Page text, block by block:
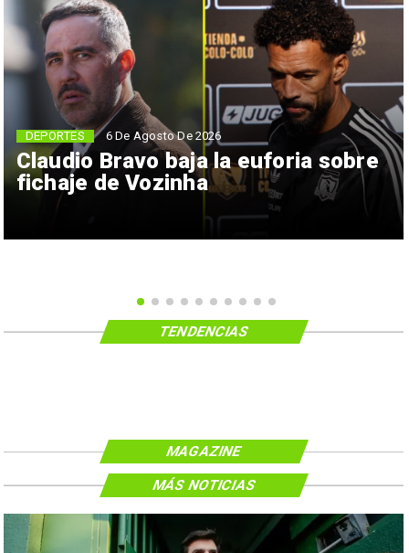
Claudio Bravo baja la euforia sobre
fichaje de Vozinha
DEPORTES 6 De Agosto De 2026
TENDENCIAS
MAGAZINE
MÁS NOTICIAS